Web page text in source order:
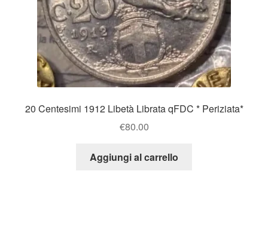
20 Centesimi 1912 Libetà Librata qFDC * Periziata*
€80.00
Aggiungi al carrello